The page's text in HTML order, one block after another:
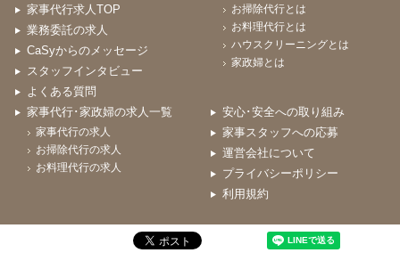
家事代行求人TOP
業務委託の求人
CaSyからのメッセージ
スタッフインタビュー
よくある質問
お掃除代行とは
お料理代行とは
ハウスクリーニングとは
家政婦とは
家事代行･家政婦の求人一覧
家事代行の求人
お掃除代行の求人
お料理代行の求人
安心･安全への取り組み
家事スタッフへの応募
運営会社について
プライバシーポリシー
利用規約